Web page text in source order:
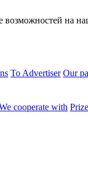
на
To Advertiser Our
cooperate with